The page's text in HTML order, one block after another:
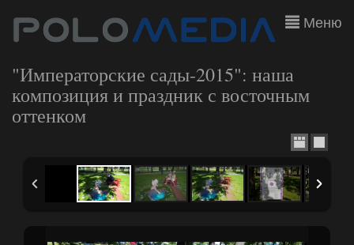
Меню
"Императорские сады-2015": наша
композиция и праздник с восточным
оттенком